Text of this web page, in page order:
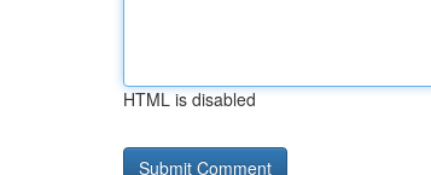
HTML is disabled